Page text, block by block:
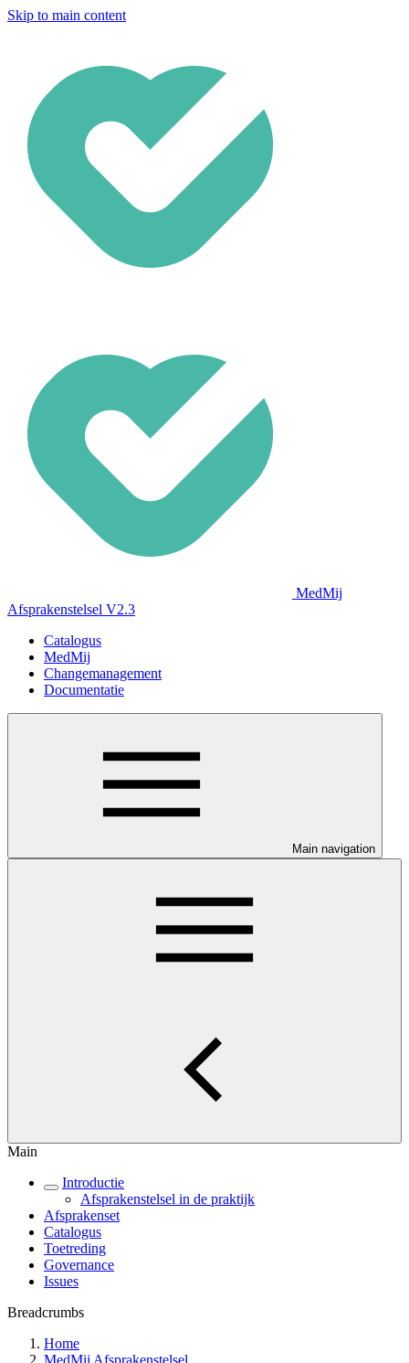
Skip to main content
MedMij
Afsprakenstelsel V2.3
Catalogus
MedMij
Changemanagement
Documentatie
Main navigation
Main
Introductie
Afsprakenstelsel in de praktijk
Afsprakenset
Catalogus
Toetreding
Governance
Issues
Breadcrumbs
Home
MedMij Afsprakenstelsel